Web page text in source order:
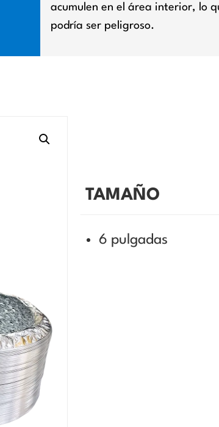
acumulen en el área interior, lo
podría ser peligroso.
TAMAÑO
6 pulgadas